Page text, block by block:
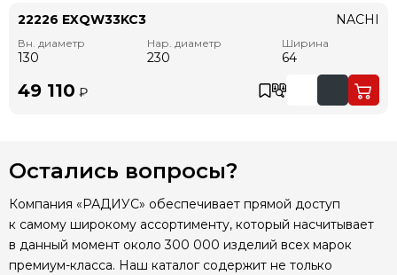
22226 EXQW33KC3
Вн. диаметр
130
Нар. диаметр
230
Ширина
64
NACHI
49 110 ₽
Остались вопросы?
Компания «РАДИУС» обеспечивает прямой доступ
к самому широкому ассортименту, который насчитывает
в данный момент около 300 000 изделий всех марок
премиум-класса. Наш каталог содержит не только